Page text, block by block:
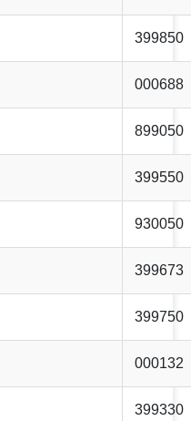
399850
000688
899050
399550
930050
399673
399750
000132
399330